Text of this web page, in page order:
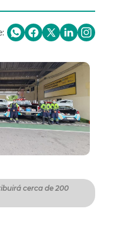
cerca de 200